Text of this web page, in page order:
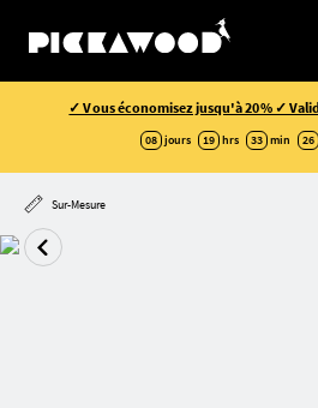
✓ Vous économisez jusqu'à 20% ✓
08 jours 19 hrs 33 min 26
Sur-Mesure